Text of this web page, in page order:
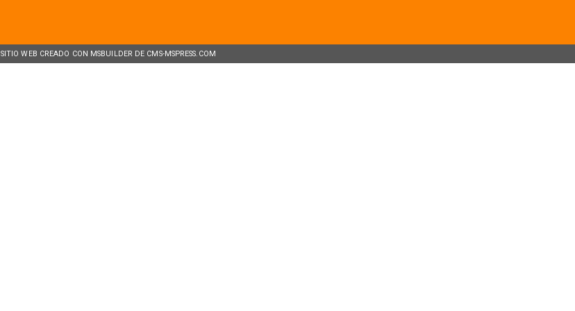
SITIO WEB CREADO CON MSBUILDER DE CMS-MSPRESS.COM